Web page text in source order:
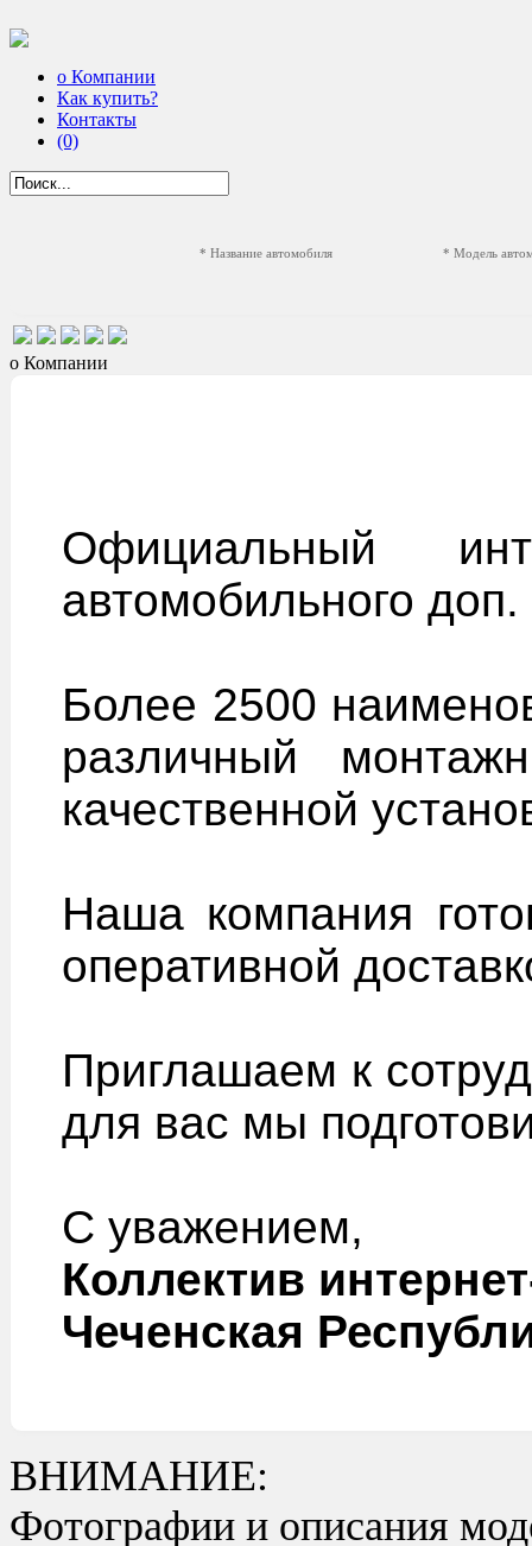
о Компании
Как купить?
Контакты
(0)
* Название автомобиля * Модель
о Компании
Официальный
автомобильного
Более 2500
различный
качественной
Наша компания
оперативной
Приглашаем к
для вас мы
С уважением,
Коллектив
Чеченская
ВНИМАНИЕ:
Фотографии и описания